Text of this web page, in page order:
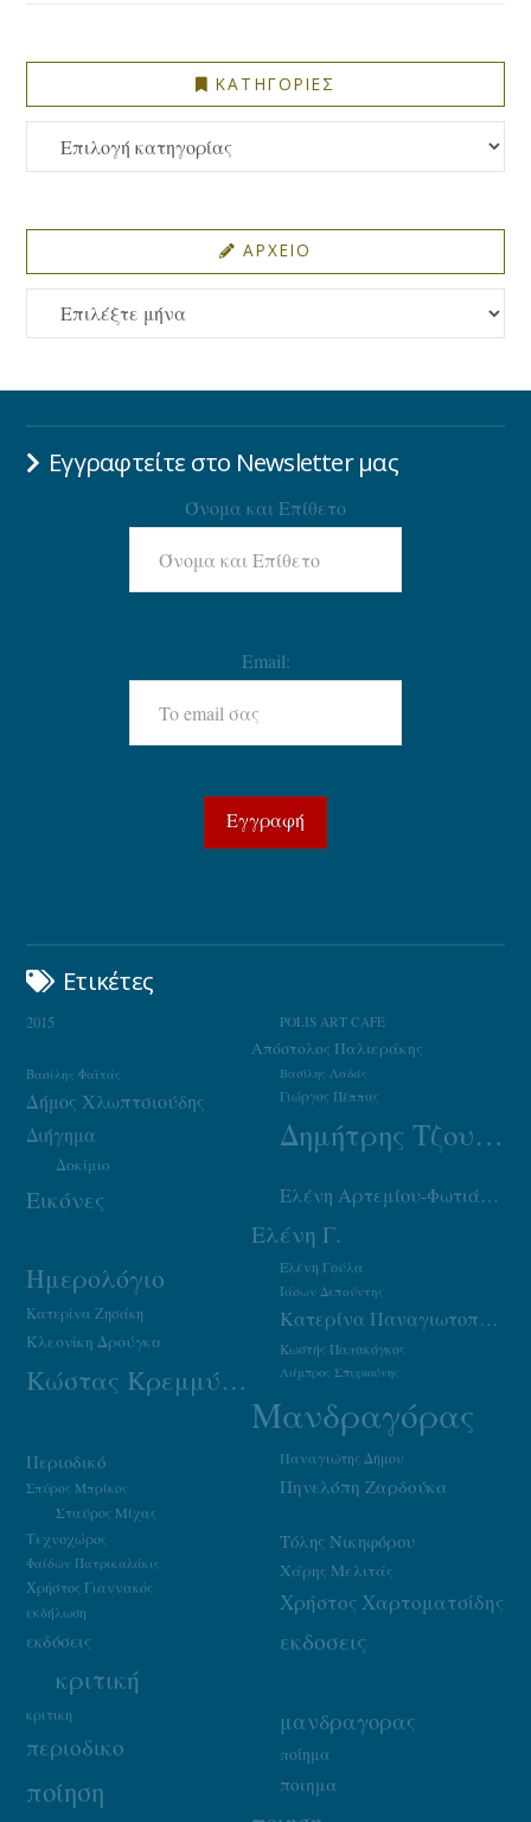
ΚΑΤΗΓΟΡΙΕΣ
ΚΑΤΗΓΟΡΙΕΣ
ΑΡΧΕΙΟ
ΑΡΧΕΙΟ
Εγγραφτείτε στο Newsletter μας
Όνομα και Επίθετο
Email:
Ετικέτες
2015 POLIS ART CAFE
Απόστολος Παλιεράκης
Βασίλης Λαδάς
Βασίλης Φαϊτάς
Γιώργος Πέππας
Δήμος Χλωπτσιούδης
Δημήτρης Τζουμάκας
Διήγημα
Δοκίμιο
Εικόνες Ελένη Αρτεμίου-Φωτιάδου
Ελένη Γ.
Ελένη Γούλα
Ημερολόγιο Ιάσων Δεπούντης
Κατερίνα Ζησάκη Κατερίνα Παναγιωτοπούλου
Κλεονίκη Δρούγκα Κωστής Παπακόγκος
Κώστας Κρεμμύδας Λάμπρος Σπυριούνης
Μανδραγόρας
Παναγιώτης Δήμου
Περιοδικό
Πηνελόπη Ζαρδούκα
Σπύρος Μπρίκος
Σταύρος Μίχας
Τεχνοχώρος
Τόλης Νικηφόρου
Φαίδων Πατρικαλάκις Χάρης Μελιτάς
Χρήστος Γιαννακός
Χρήστος Χαρτοματσίδης
εκδήλωση
εκδοσεις
εκδόσεις
κριτική
κριτικη μανδραγορας
περιοδικο ποίημα
ποίηση ποιημα